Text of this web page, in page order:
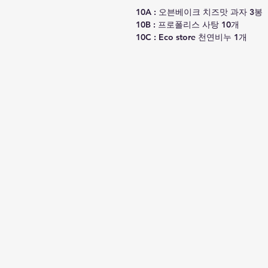
10A : 오븐베이크 치즈맛 과자 3봉
10B : 프로폴리스 사탕 10개
10C : Eco store 천연비누 1개